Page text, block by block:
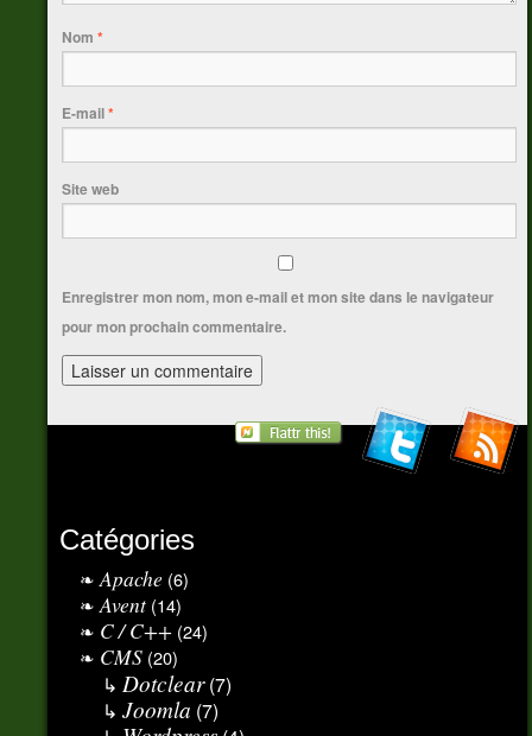
Nom *
E-mail*
Site web
Enregistrer mon nom, mon e-mail et mon site dans le navigateur
pour mon prochain commentaire.
Catégories
Apache (6)
Avent (14)
C / C++ (24)
CMS (20)
Dotclear(7)
Joomla (7)